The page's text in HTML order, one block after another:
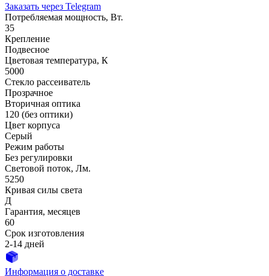
Заказать через Telegram
Потребляемая мощность, Вт.
35
Крепление
Подвесное
Цветовая температура, К
5000
Стекло рассеиватель
Прозрачное
Вторичная оптика
120 (без оптики)
Цвет корпуса
Серый
Режим работы
Без регулировки
Световой поток, Лм.
5250
Кривая силы света
Д
Гарантия, месяцев
60
Срок изготовления
2-14 дней
Информация о доставке